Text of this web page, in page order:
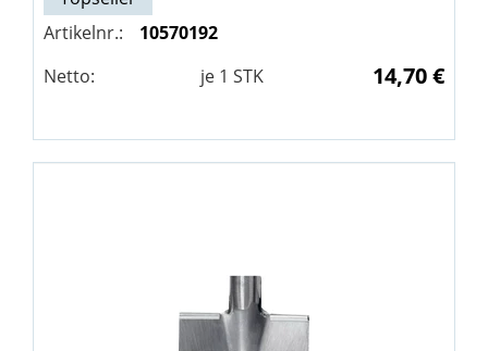
Artikelnr.:
10570192
Netto:
je 1 STK 14,70 €